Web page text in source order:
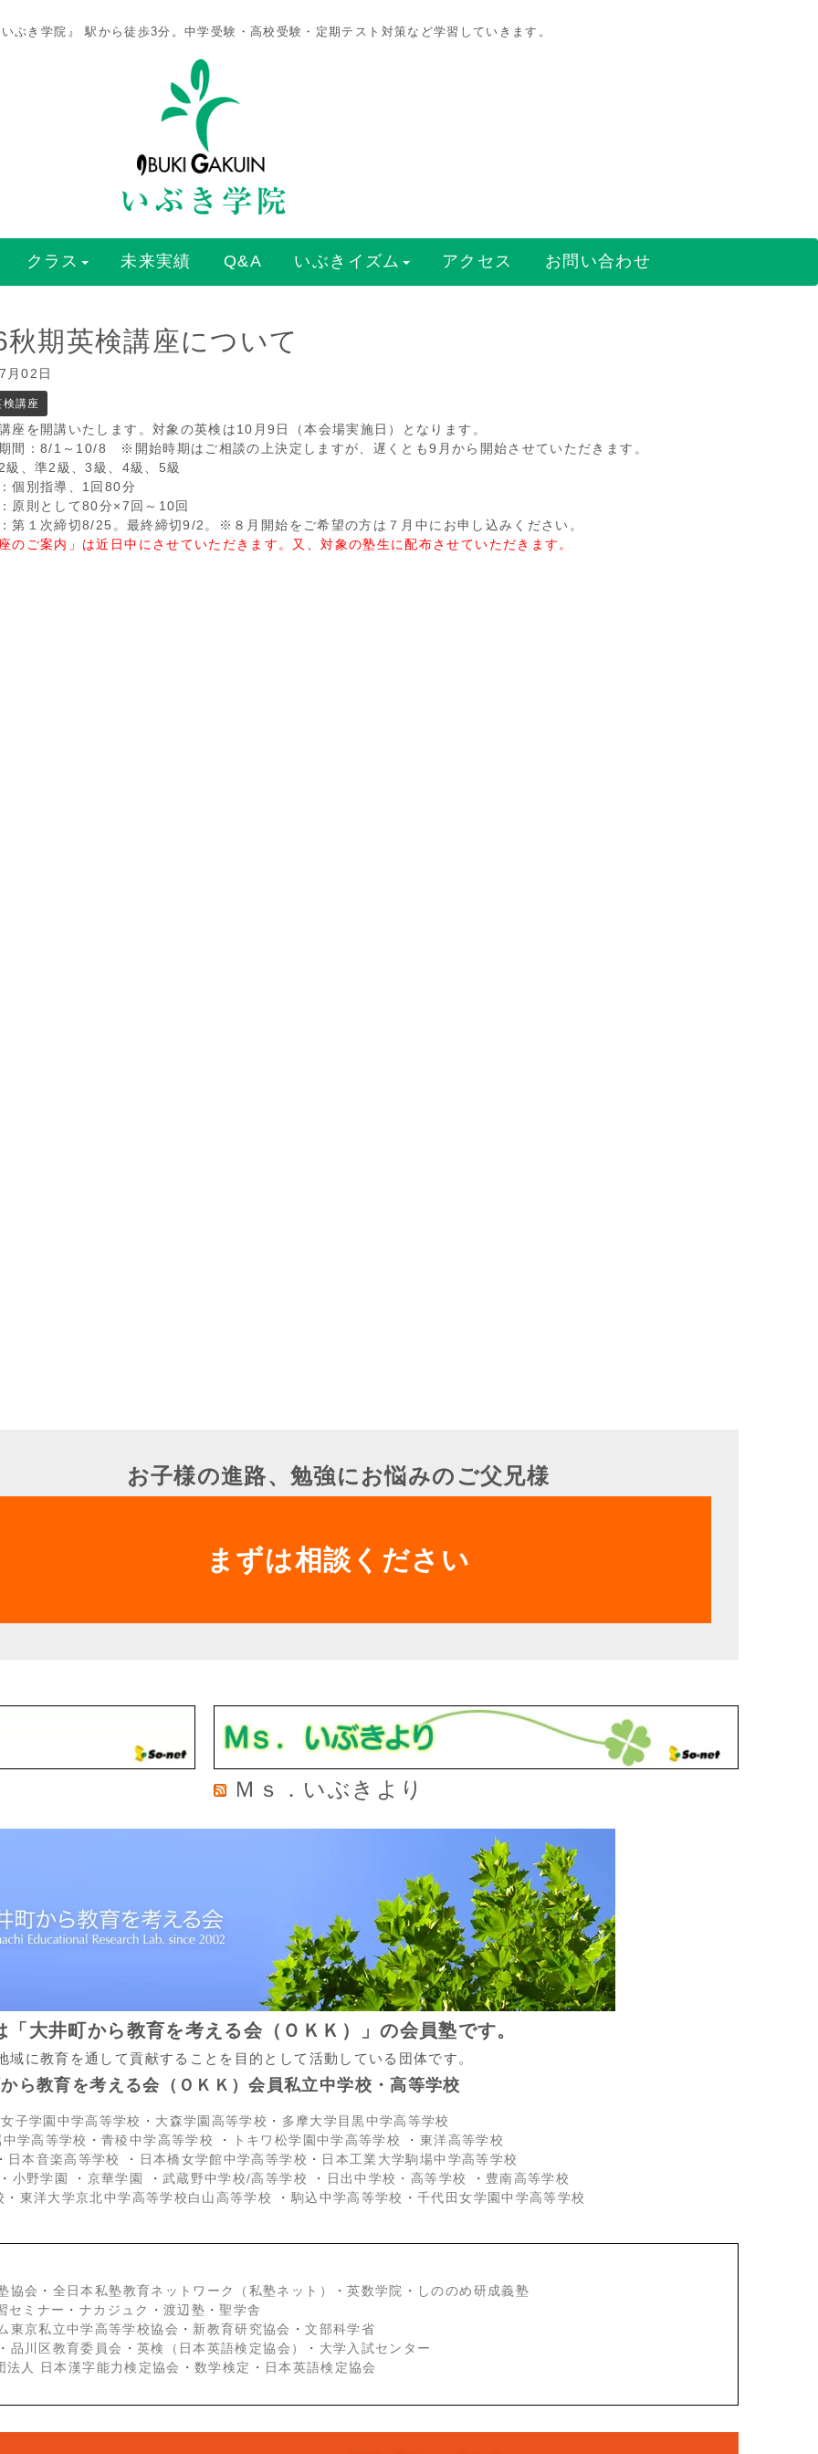
ぶき学院』 駅から徒歩3分。中学受験・高校受験・定期テスト対策など学習していきます。
クラス 未来実績 Q&A いぶきイズム アクセス お問い合わせ
期英検講座について
月02日
検講座
座を開講いたします。対象の英検は10月9日（本会場実施日）となります。
間：8/1～10/8 ※開始時期はご相談の上決定しますが、遅くとも9月から開始させていただきます。
級、準2級、3級、4級、5級
個別指導、1回80分
原則として80分×7回～10回
第１次締切8/25。最終締切9/2。※８月開始をご希望の方は７月中にお申し込みください。
のご案内」は近日中にさせていただきます。又、対象の塾生に配布させていただきます。
お子様の進路、勉強にお悩みのご父兄様
まずは相談ください
Ｍｓ．いぶきより
「大井町から教育を考える会（ＯＫＫ）」の会員塾です。
域に教育を通して貢献することを目的として活動している団体です。
ら教育を考える会（ＯＫＫ）会員私立中学校・高等学校
子学園中学高等学校 ・ 大森学園高等学校 ・ 多摩大学目黒中学高等学校
学高等学校 ・青稜中学高等学校 ・ トキワ松学園中学高等学校 ・ 東洋高等学校
日本音楽高等学校 ・ 日本橋女学館中学高等学校 ・ 日本工業大学駒場中学高等学校
小野学園 ・ 京華学園 ・ 武蔵野中学校/高等学校 ・ 日出中学校 ・高等学校 ・ 豊南高等学校
・ 東洋大学京北中学高等学校白山高等学校 ・ 駒込中学高等学校 ・千代田女学園中学高等学校
協会 ・ 全日本私塾教育ネットワーク（私塾ネット） ・英数学院 ・
しののめ研成義塾
セミナー ・ ナカジュク ・ 渡辺塾 ・聖学舎
東京私立中学高等学校協会 ・ 新教育研究協会 ・文部科学省
品川区教育委員会 ・ 英検（日本英語検定協会） ・ 大学入試センター
法人 日本漢字能力検定協会 ・数学検定 ・ 日本英語検定協会